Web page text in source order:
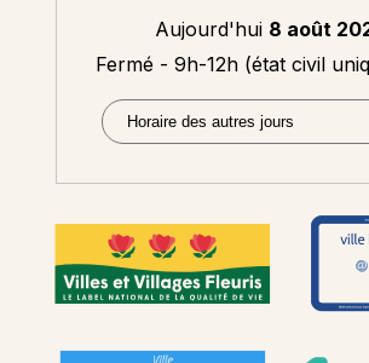
Aujourd'hui 8 août
Fermé - 9h-12h (état civil